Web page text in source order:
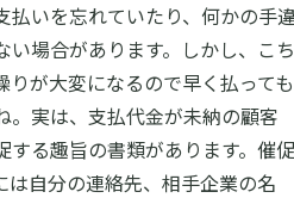
払いを忘れていたり、何かの手
い場合があります。しかし、こち
りが大変になるので早く払っても
。実は、支払代金が未納の顧客
する趣旨の書類があります。催促
は自分の連絡先、相手企業の名